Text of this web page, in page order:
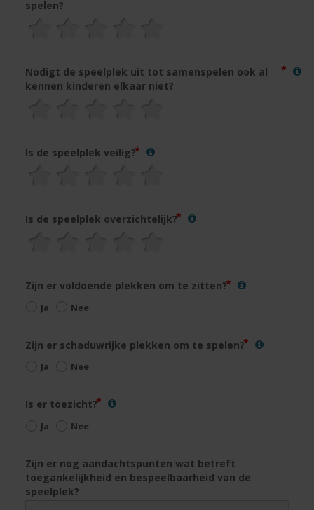
spelen?
Nodigt de speelplek uit tot samenspelen ook al
kennen kinderen elkaar niet?
Is de speelplek veilig?
Is de speelplek overzichtelijk?
Zijn er voldoende plekken om te zitten?
Ja Nee
Zijn er schaduwrijke plekken om te spelen?
Ja Nee
Is er toezicht?
Ja Nee
Zijn er nog aandachtspunten wat betreft
toegankelijkheid en bespeelbaarheid van de
speelplek?